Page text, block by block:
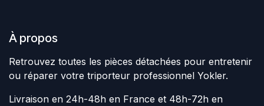
À propos
Retrouvez toutes les pièces détachées pour entretenir
ou réparer votre triporteur professionnel Yokler.
Livraison en 24h-48h en France et 48h-72h en